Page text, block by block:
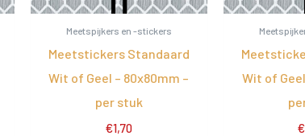
Meetspijkers en -stickers
Meetstickers Standaard
Wit of Geel – 80x80mm –
per stuk
€1,70
Wit of
€